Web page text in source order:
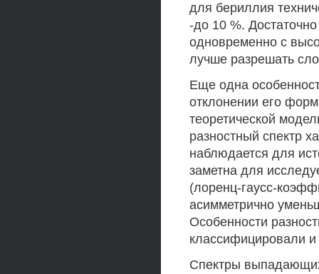
для бериллия
-до 10 %.
одновременно с
лучше разрешать
Еще одна
отклонении его
теоретической
разностный спектр
наблюдается для
заметна для
(лоренц-гаусс-
асимметрично
Особенности
классифицировали и
Спектры